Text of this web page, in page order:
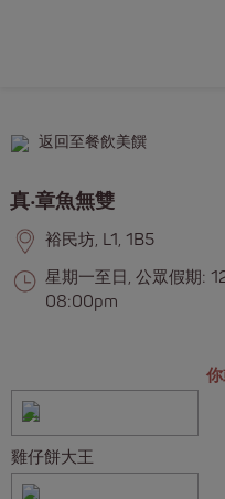
返回至餐飲美饌
真‧章魚無雙
裕民坊, L1, 1B5
星期一至日, 公眾假期:
08:00pm
雞仔餅大王